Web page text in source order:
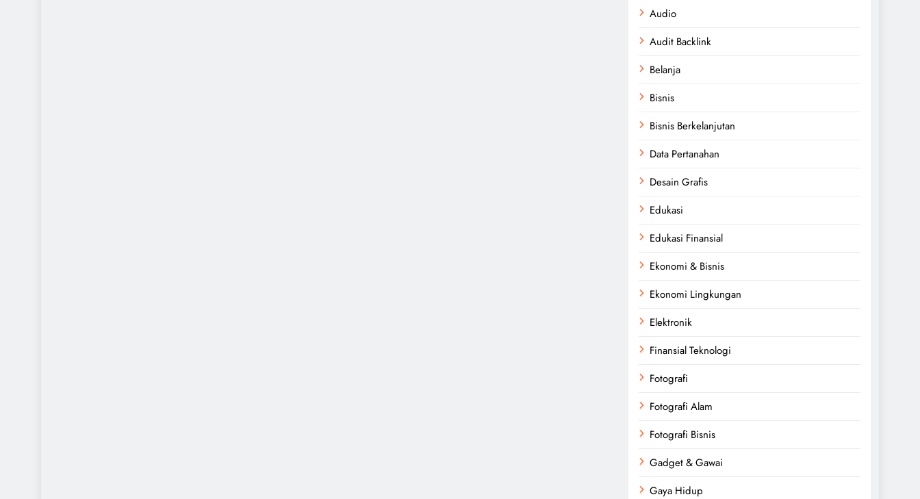
Audio
Audit Backlink
Belanja
Bisnis
Bisnis Berkelanjutan
Data Pertanahan
Desain Grafis
Edukasi
Edukasi Finansial
Ekonomi & Bisnis
Ekonomi Lingkungan
Elektronik
Finansial Teknologi
Fotografi
Fotografi Alam
Fotografi Bisnis
Gadget & Gawai
Gaya Hidup